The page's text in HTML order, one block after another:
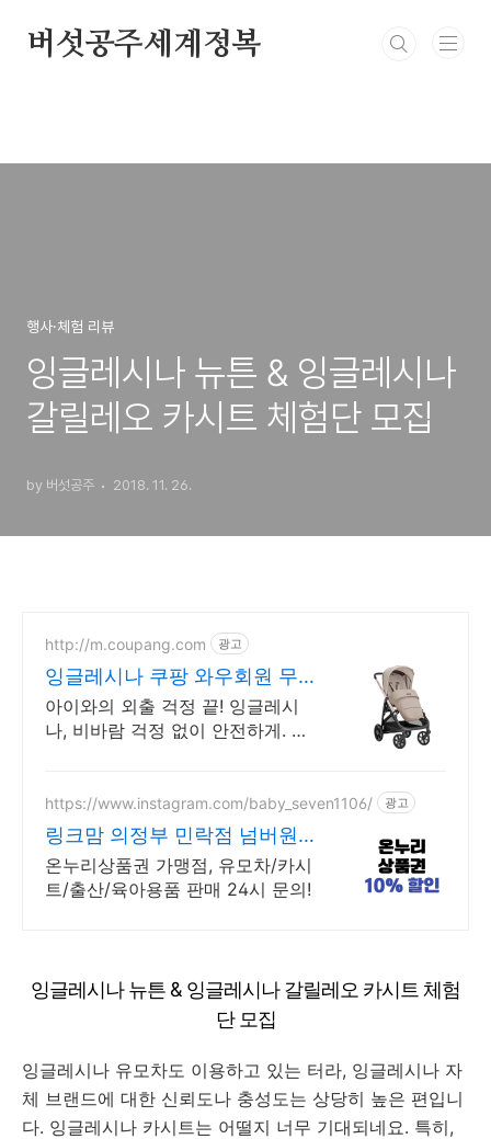
버섯공주세계정복
행사·체험 리뷰
잉글레시나 뉴튼 & 잉글레시나
갈릴레오 카시트 체험단 모집
by 버섯공주 2018. 11. 26.
http://m.coupang.com 광고
잉글레시나 쿠팡 와우회원 무
제한 무료배송
아이와의 외출 걱정 끝! 잉글레시
나, 비바람 걱정 없이 안전하게. 편
https://www.instagram.com/baby_seven1106/ 광고
링크맘 의정부 민락점 넘버원
유아용품판매매장
온누리상품권 가맹점, 유모차/카시
트/출산/육아용품 판매 24시 문의!
잉글레시나 뉴튼 & 잉글레시나 갈릴레오 카시트 체험
단 모집
잉글레시나 유모차도 이용하고 있는 터라, 잉글레시나 자
체 브랜드에 대한 신뢰도나 충성도는 상당히 높은 편입니
다. 잉글레시나 카시트는 어떨지 너무 기대되네요. 특히,